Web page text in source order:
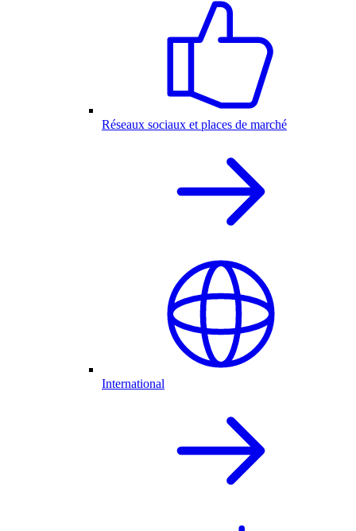
Réseaux sociaux et places de marché
International